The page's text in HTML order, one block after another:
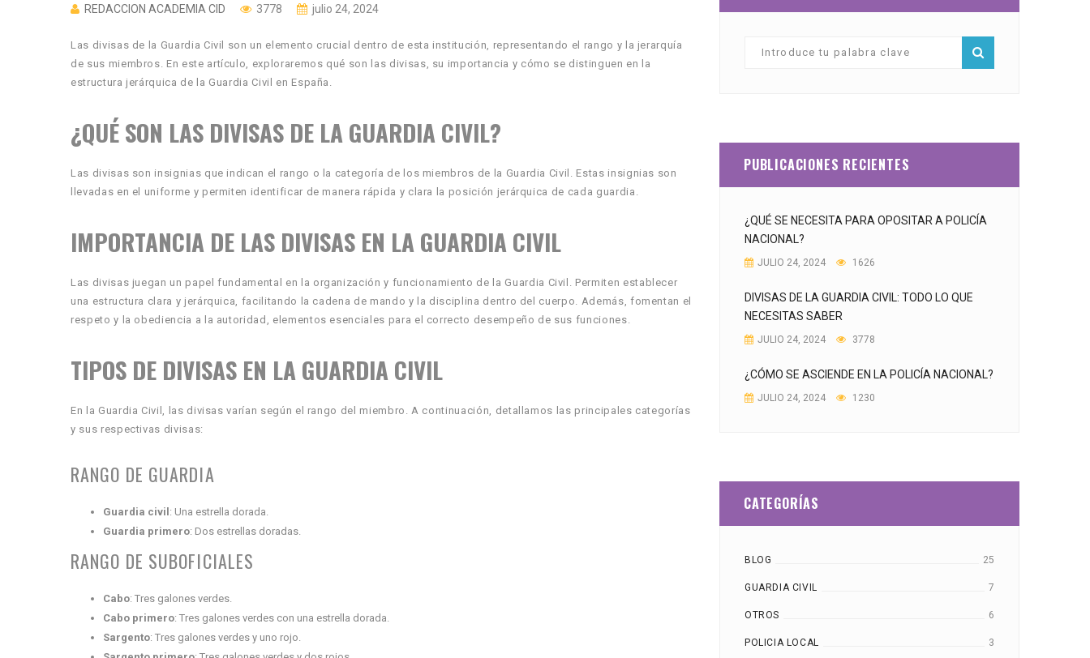
REDACCION ACADEMIA CID 3778 julio 24, 2024
Las divisas de la Guardia Civil son un elemento crucial dentro de esta institución, representando el rango y la jerarquía
de sus miembros. En este artículo, exploraremos qué son las divisas, su importancia y cómo se distinguen en la
estructura jerárquica de la Guardia Civil en España.
¿QUÉ SON LAS DIVISAS DE LA GUARDIA CIVIL?
Las divisas son insignias que indican el rango o la categoría de los miembros de la Guardia Civil. Estas insignias son
llevadas en el uniforme y permiten identificar de manera rápida y clara la posición jerárquica de cada guardia.
IMPORTANCIA DE LAS DIVISAS EN LA GUARDIA CIVIL
Las divisas juegan un papel fundamental en la organización y funcionamiento de la Guardia Civil. Permiten establecer
una estructura clara y jerárquica, facilitando la cadena de mando y la disciplina dentro del cuerpo. Además, fomentan el
respeto y la obediencia a la autoridad, elementos esenciales para el correcto desempeño de sus funciones.
TIPOS DE DIVISAS EN LA GUARDIA CIVIL
En la Guardia Civil, las divisas varían según el rango del miembro. A continuación, detallamos las principales categorías
y sus respectivas divisas:
RANGO DE GUARDIA
Guardia civil : Una estrella dorada.
Guardia primero: Dos estrellas doradas.
RANGO DE SUBOFICIALES
Cabo: Tres galones verdes.
Cabo primero: Tres galones verdes con una estrella dorada.
Sargento: Tres galones verdes y uno rojo.
PUBLICACIONES RECIENTES
¿QUÉ SE NECESITA PARA OPOSITAR A POLICÍA
NACIONAL?
JULIO 24, 2024 1626
DIVISAS DE LA GUARDIA CIVIL: TODO LO QUE
NECESITAS SABER
JULIO 24, 2024 3778
¿CÓMO SE ASCIENDE EN LA POLICÍA NACIONAL?
JULIO 24, 2024 1230
CATEGORÍAS
BLOG 25
GUARDIA CIVIL 7
OTROS 6
POLICIA LOCAL 3